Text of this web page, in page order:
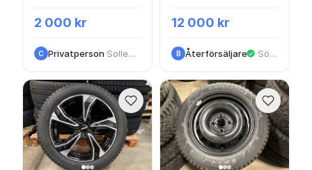
2 000 kr
C Privatperson· Sollentuna
12 000 kr
B Återförsäljare · Södertälje